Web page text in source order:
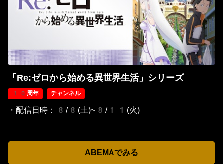
「Re:ゼロから始める異世界生活」シリーズ
10周年 チャンネル
・配信日時：8/8(土)~8/11(火)
ABEMAでみる